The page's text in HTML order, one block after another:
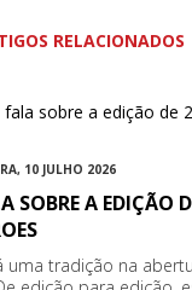
RELACIONADOS
10 JULHO 2026
SOBRE A EDIÇÃO
uma tradição na